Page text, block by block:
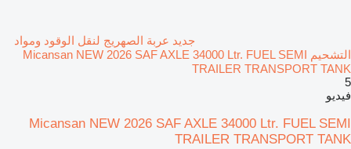
جديد عربة الصهريج لنقل الوقود ومواد
التشحيم Micansan NEW 2026 SAF AXLE 34000 Ltr. FUEL SEMI
TRAILER TRANSPORT TANK
5
فيديو
Micansan NEW 2026 SAF AXLE 34000 Ltr. FUEL SEMI
TRAILER TRANSPORT TANK